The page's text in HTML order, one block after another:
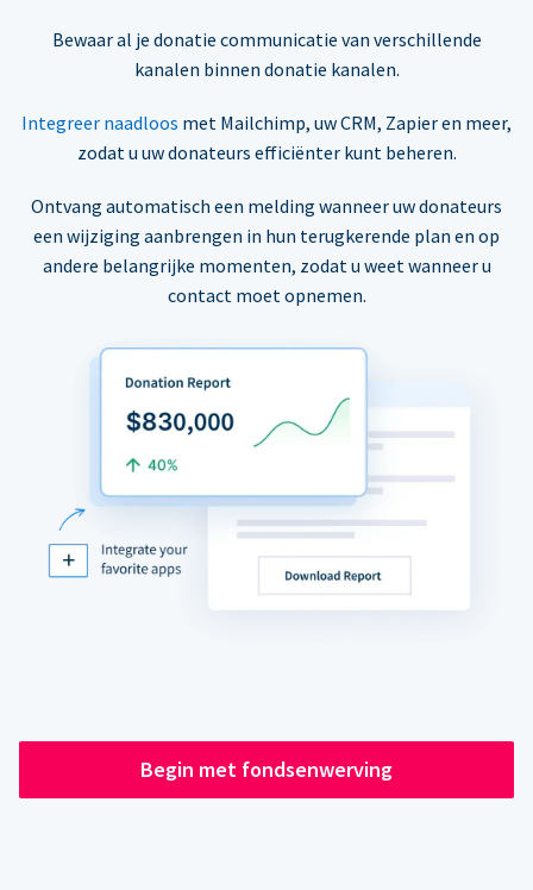
Bewaar al je donatie communicatie van verschillende
kanalen binnen donatie kanalen.
Integreer naadloos met Mailchimp, uw CRM, Zapier en meer,
zodat u uw donateurs efficiënter kunt beheren.
Ontvang automatisch een melding wanneer uw donateurs
een wijziging aanbrengen in hun terugkerende plan en op
andere belangrijke momenten, zodat u weet wanneer u
contact moet opnemen.
Begin met fondsenwerving